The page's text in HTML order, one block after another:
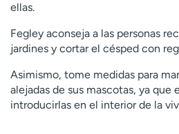
ellas.
Fegley aconseja a las personas
jardines y cortar el césped con
Asimismo, tome medidas para
alejadas de sus mascotas, ya que
introducirlas en el interior de la